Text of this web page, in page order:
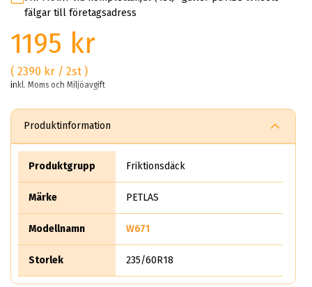
fälgar till företagsadress
1195 kr
( 2390 kr / 2st )
inkl. Moms och Miljöavgift
Produktinformation
Produktgrupp Friktionsdäck
Märke PETLAS
Modellnamn W671
Storlek 235/60R18